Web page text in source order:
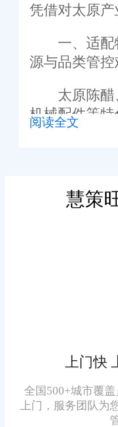
凭借对太原
的优质体验
前列，成为食
造、跨境贸
之选，其功
打单管理的核
一、适配
源与品类管控
太原陈醋
机械配件等
盛，打单管理
计在评测中
加工包装的
企业通过该
品效期管理
标注保质期
电商通过该功
针对重型机
品，系统支
型、精度等级” 建立打单标
系，入库时
阅读全文
慧策
上门快
全国500+城市覆
上门，服务团队为